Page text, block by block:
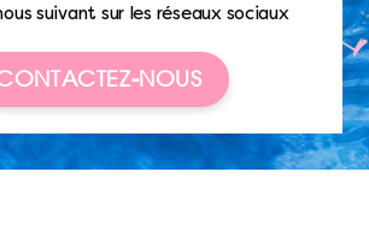
suivant sur les réseaux sociaux
NOUS